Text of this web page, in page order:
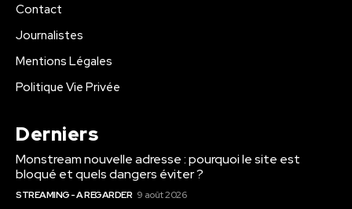
Contact
Journalistes
Mentions Légales
Politique Vie Privée
Derniers
Monstream nouvelle adresse : pourquoi le site est
bloqué et quels dangers éviter ?
STREAMING - A REGARDER 9 août 2026